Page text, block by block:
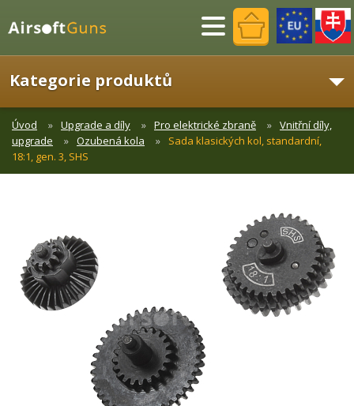
Menu
Kategorie produktů
Úvod Upgrade a díly Pro elektrické zbraně
Vnitřní díly,
upgrade
Ozubená kola
Sada klasických kol, standardní,
18:1, gen. 3, SHS